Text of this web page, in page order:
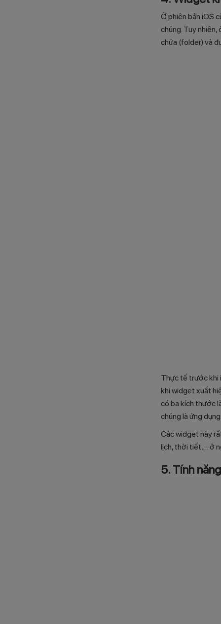
Ở phiên bản iOS
chúng. Tuy
chứa (folder) và
Thực tế trước khi
khi widget xuất
có ba kích thước
chúng là ứng
Các widget này
lịch, thời tiết,… ở
5. Tính